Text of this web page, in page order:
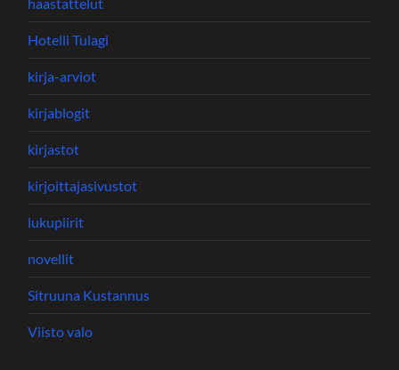
haastattelut
Hotelli Tulagi
kirja-arviot
kirjablogit
kirjastot
kirjoittajasivustot
lukupiirit
novellit
Sitruuna Kustannus
Viisto valo